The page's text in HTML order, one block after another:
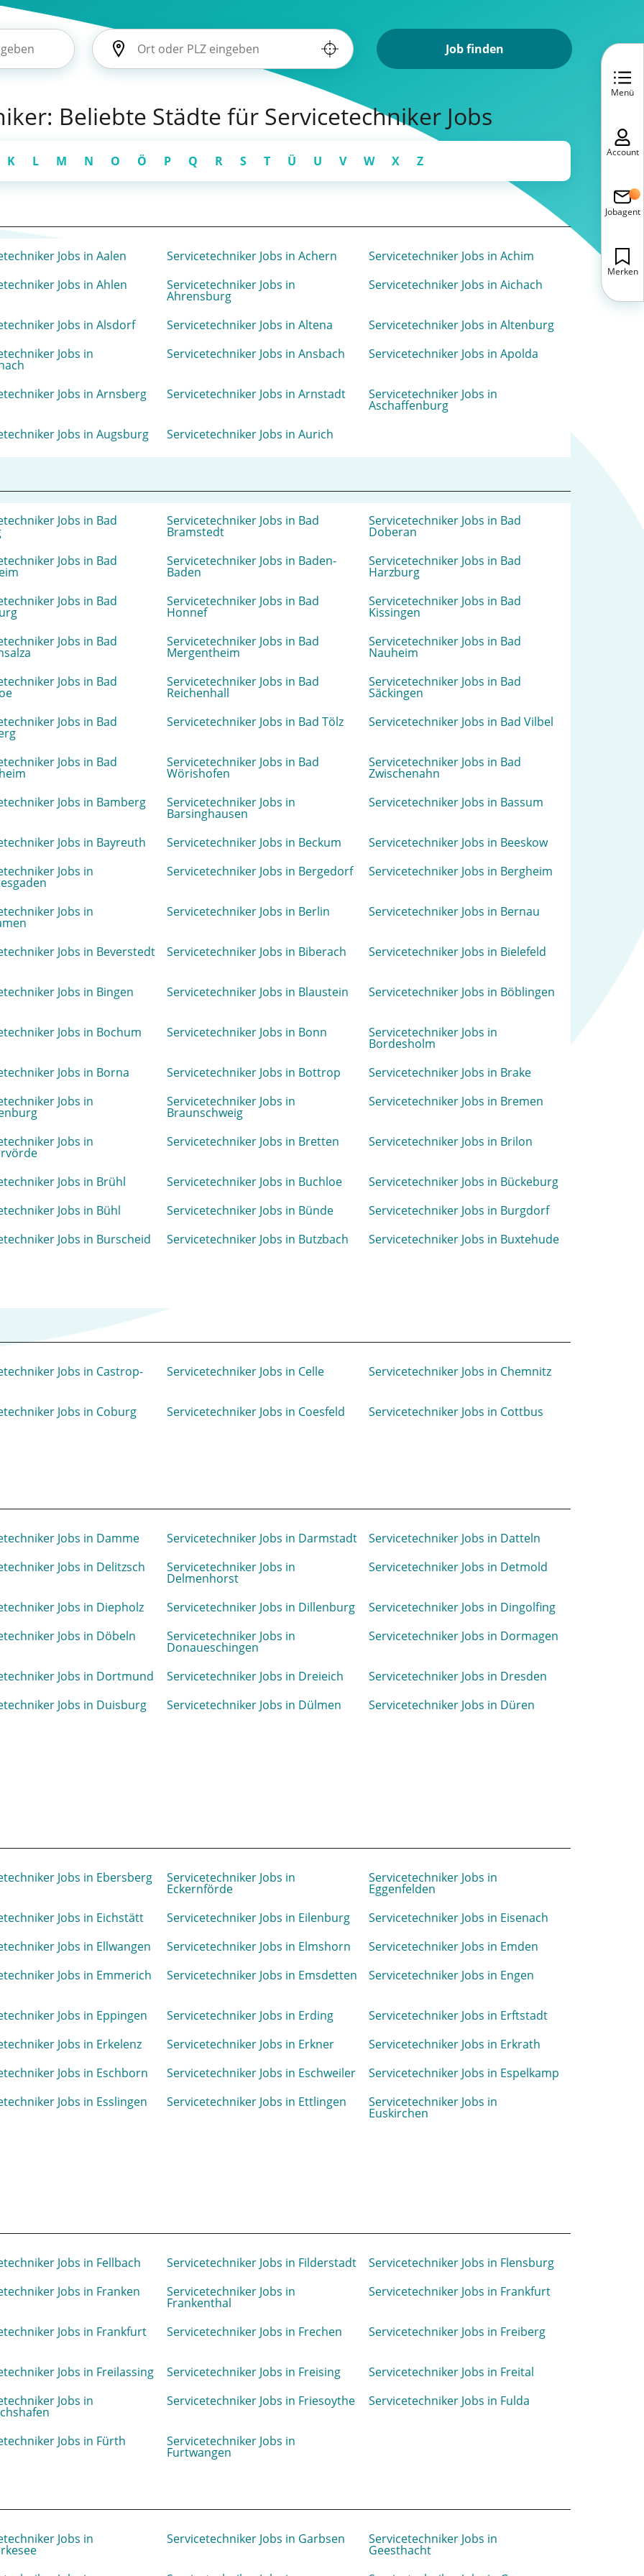
Job finden
Beliebte Städte für Servicetechniker Jobs
K L M N O Ö P Q R S T Ü U V W X Z
Jobs in Aalen Servicetechniker Jobs in Achern
Servicetechniker Jobs in Achim
Jobs in Ahlen
Servicetechniker Jobs in
Ahrensburg
Servicetechniker Jobs in Aichach
Jobs in Alsdorf Servicetechniker Jobs in Altena
Servicetechniker Jobs in Altenburg
Jobs in
Servicetechniker Jobs in Ansbach Servicetechniker Jobs in Apolda
Jobs in Arnsberg Servicetechniker Jobs in Arnstadt Servicetechniker Jobs in
Aschaffenburg
Jobs in Augsburg
Servicetechniker Jobs in Aurich
Jobs in Bad Servicetechniker Jobs in Bad
Bramstedt
Servicetechniker Jobs in Bad
Doberan
Jobs in Bad
Servicetechniker Jobs in Baden-
Baden
Servicetechniker Jobs in Bad
Harzburg
Jobs in Bad
Servicetechniker Jobs in Bad
Honnef
Servicetechniker Jobs in Bad
Kissingen
Jobs in Bad
Servicetechniker Jobs in Bad
Mergentheim
Servicetechniker Jobs in Bad
Nauheim
Jobs in Bad
Servicetechniker Jobs in Bad
Reichenhall
Servicetechniker Jobs in Bad
Säckingen
Jobs in Bad
Servicetechniker Jobs in Bad Tölz Servicetechniker Jobs in Bad Vilbel
Jobs in Bad Servicetechniker Jobs in Bad
Wörishofen
Servicetechniker Jobs in Bad
Zwischenahn
Jobs in Bamberg
Servicetechniker Jobs in
Barsinghausen
Servicetechniker Jobs in Bassum
Jobs in Bayreuth Servicetechniker Jobs in Beckum
Servicetechniker Jobs in Beeskow
Jobs in
Servicetechniker Jobs in Bergedorf Servicetechniker Jobs in Bergheim
Jobs in Servicetechniker Jobs in Berlin Servicetechniker Jobs in Bernau
Jobs in Beverstedt Servicetechniker Jobs in Biberach Servicetechniker Jobs in Bielefeld
Jobs in Bingen Servicetechniker Jobs in Blaustein Servicetechniker Jobs in Böblingen
Jobs in Bochum Servicetechniker Jobs in Bonn Servicetechniker Jobs in
Bordesholm
Jobs in Borna
Servicetechniker Jobs in Bottrop
Servicetechniker Jobs in Brake
Jobs in
Servicetechniker Jobs in
Braunschweig
Servicetechniker Jobs in Bremen
Jobs in Servicetechniker Jobs in Bretten Servicetechniker Jobs in Brilon
Jobs in Brühl Servicetechniker Jobs in Buchloe
Servicetechniker Jobs in Bückeburg
Jobs in Bühl
Servicetechniker Jobs in Bünde
Servicetechniker Jobs in Burgdorf
Jobs in Burscheid
Servicetechniker Jobs in Butzbach Servicetechniker Jobs in Buxtehude
Jobs in Castrop- Servicetechniker Jobs in Celle Servicetechniker Jobs in Chemnitz
Jobs in Coburg Servicetechniker Jobs in Coesfeld Servicetechniker Jobs in Cottbus
Jobs in Damme Servicetechniker Jobs in Darmstadt
Servicetechniker Jobs in Datteln
Jobs in Delitzsch
Servicetechniker Jobs in
Delmenhorst
Servicetechniker Jobs in Detmold
Jobs in Diepholz Servicetechniker Jobs in Dillenburg
Servicetechniker Jobs in Dingolfing
Jobs in Döbeln
Servicetechniker Jobs in
Donaueschingen
Servicetechniker Jobs in Dormagen
Jobs in Dortmund Servicetechniker Jobs in Dreieich
Servicetechniker Jobs in Dresden
Jobs in Duisburg
Servicetechniker Jobs in Dülmen Servicetechniker Jobs in Düren
Jobs in Ebersberg Servicetechniker Jobs in
Eckernförde
Servicetechniker Jobs in
Eggenfelden
Jobs in Eichstätt
Servicetechniker Jobs in Eilenburg
Servicetechniker Jobs in Eisenach
Jobs in Ellwangen
Servicetechniker Jobs in Elmshorn
Servicetechniker Jobs in Emden
Jobs in Emmerich
Servicetechniker Jobs in Emsdetten Servicetechniker Jobs in Engen
Jobs in Eppingen Servicetechniker Jobs in Erding
Servicetechniker Jobs in Erftstadt
Jobs in Erkelenz
Servicetechniker Jobs in Erkner
Servicetechniker Jobs in Erkrath
Jobs in Eschborn
Servicetechniker Jobs in Eschweiler
Servicetechniker Jobs in Espelkamp
Jobs in Esslingen
Servicetechniker Jobs in Ettlingen Servicetechniker Jobs in
Euskirchen
Jobs in Fellbach Servicetechniker Jobs in Filderstadt
Servicetechniker Jobs in Flensburg
Jobs in Franken
Servicetechniker Jobs in
Frankenthal
Servicetechniker Jobs in Frankfurt
Jobs in Frankfurt Servicetechniker Jobs in Frechen Servicetechniker Jobs in Freiberg
Jobs in Freilassing Servicetechniker Jobs in Freising
Servicetechniker Jobs in Freital
Jobs in
Servicetechniker Jobs in Friesoythe Servicetechniker Jobs in Fulda
Jobs in Fürth Servicetechniker Jobs in
Furtwangen
Jobs in Servicetechniker Jobs in Garbsen Servicetechniker Jobs in
Geesthacht
Menü
Account
Jobagent
Merken